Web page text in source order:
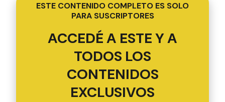
ESTE CONTENIDO COMPLETO ES SOLO
PARA SUSCRIPTORES
ACCEDÉ A ESTE Y A
TODOS LOS
CONTENIDOS
EXCLUSIVOS